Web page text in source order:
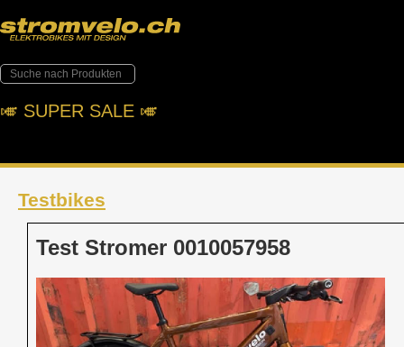
🎺︎ SUPER SALE 🎺︎
Testbikes
Test Stromer 0010057958